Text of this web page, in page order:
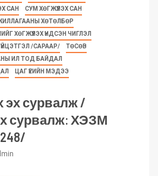
САН
СУМ ХӨГЖҮҮЛЭХ САН
ХӨТӨЛБӨР
ХӨГЖҮҮЛЭХ ҮНДСЭН ЧИГЛЭЛ
/САРААР/
ТӨСӨВ
ИЛ ТОД БАЙДАЛ
ЦАГ ҮЕИЙН МЭДЭЭ
эх сурвалж /
сурвалж: ХЭЗМ